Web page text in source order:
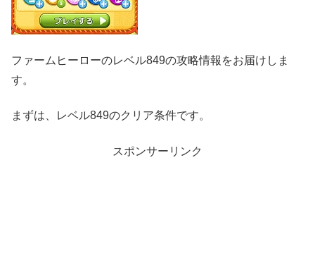
ファームヒーローのレベル849の攻略情報をお届けしま
す。
まずは、レベル849のクリア条件です。
スポンサーリンク